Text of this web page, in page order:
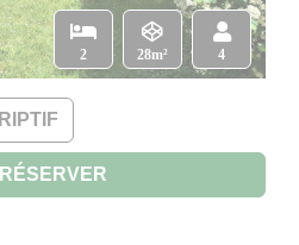
2 28m² 4
RÉSERVER